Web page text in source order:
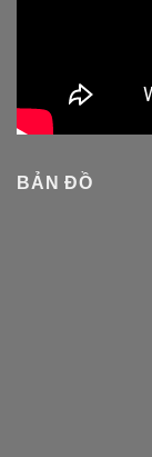
BẢN ĐỒ